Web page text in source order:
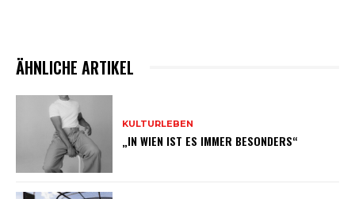
ÄHNLICHE ARTIKEL
KULTURLEBEN
„IN WIEN IST ES IMMER BESONDERS“